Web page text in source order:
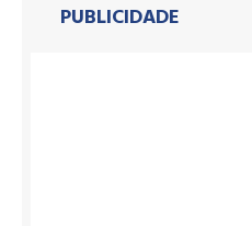
PUBLICIDADE